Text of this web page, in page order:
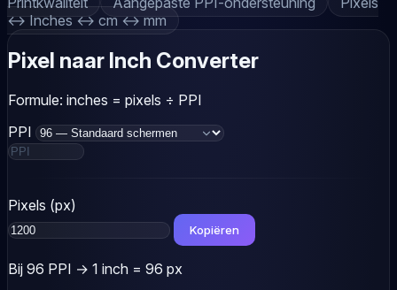
↔ Inches ↔ cm ↔ mm
Pixel naar Inch Converter
Formule: inches = pixels ÷ PPI
PPI
Pixels (px)
Kopiëren
Bij 96 PPI → 1 inch = 96 px